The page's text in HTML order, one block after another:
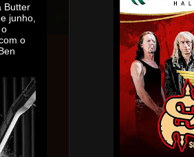
Butter
junho,
o